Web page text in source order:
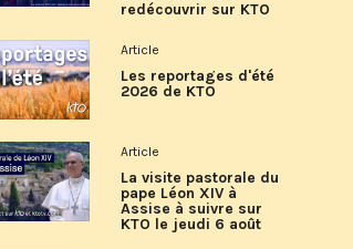
redécouvrir sur KTO
Article
Les reportages d'été
2026 de KTO
Article
La visite pastorale du
pape Léon XIV à
Assise à suivre sur
KTO le jeudi 6 août